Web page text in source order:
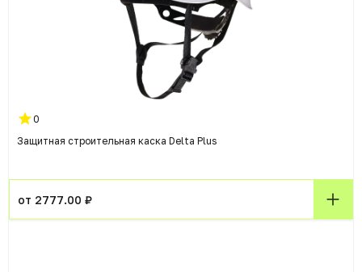
0
Защитная строительная каска Delta Plus
от 2777.00 ₽